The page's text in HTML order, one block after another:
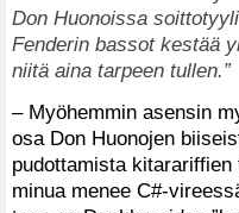
Don Huonoissa
Fenderin bassot kestää
niitä aina tarpeen tullen.”
– Myöhemmin asensin
osa Don Huonojen
pudottamista
minua menee C#-